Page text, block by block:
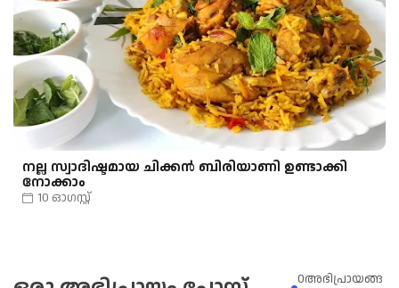
നല്ല സ്വാദിഷ്ടമായ ചിക്കൻ ബിരിയാണി ഉണ്ടാക്കി
നോക്കാം
10 ഓഗസ്റ്റ്
0അഭിപ്രായങ്ങ